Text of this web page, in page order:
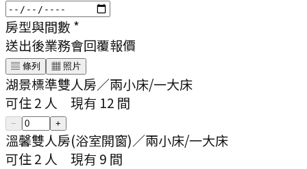
房型與間數 *
送出後業務會回覆報價
▤ 條列 ▦ 照片
湖景標準雙人房／兩小床/一大床
可住2 人 現有 12 間
− +
溫馨雙人房(浴室開窗)／兩小床/一大床
可住2 人 現有 9 間